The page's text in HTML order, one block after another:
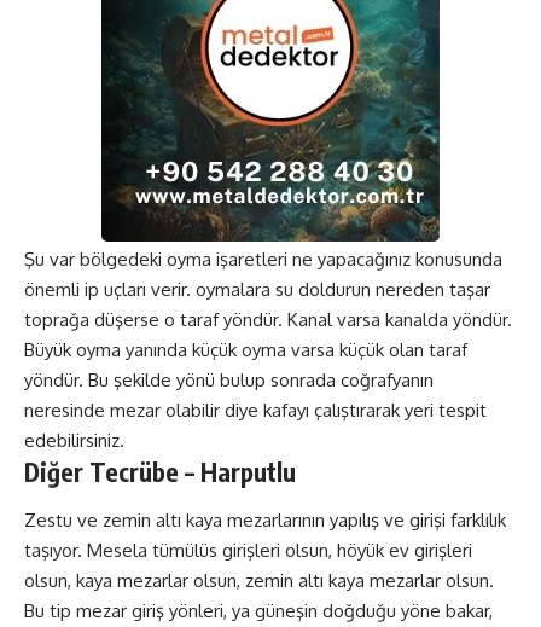
Şu var bölgedeki oyma işaretleri ne yapacağınız konusunda
önemli ip uçları verir. oymalara su doldurun nereden taşar
toprağa düşerse o taraf yöndür. Kanal varsa kanalda yöndür.
Büyük oyma yanında küçük oyma varsa küçük olan taraf
yöndür. Bu şekilde yönü bulup sonrada coğrafyanın
neresinde mezar olabilir diye kafayı çalıştırarak yeri tespit
edebilirsiniz.
Diğer Tecrübe – Harputlu
Zestu ve zemin altı kaya mezarlarının yapılış ve girişi farklılık
taşıyor. Mesela tümülüs girişleri olsun, höyük ev girişleri
olsun, kaya mezarlar olsun, zemin altı kaya mezarlar olsun.
Bu tip mezar giriş yönleri, ya güneşin doğduğu yöne bakar,